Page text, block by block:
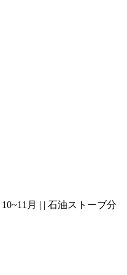
月 | | 石油ストーブ分